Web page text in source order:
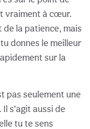
vraiment à cœur.
la patience, mais
donnes le meilleur
sur la
pas seulement une
s’agit aussi de
tu te sens